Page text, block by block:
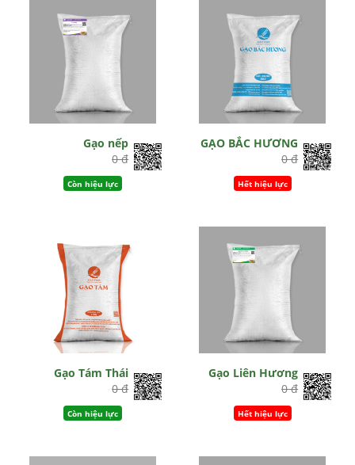
Gạo nếp
0 đ
Còn hiệu lực
GẠO BẮC HƯƠNG
0 đ
Hết hiệu lực
Gạo Tám Thái
0 đ
Còn hiệu lực
Gạo Liên Hương
0 đ
Hết hiệu lực